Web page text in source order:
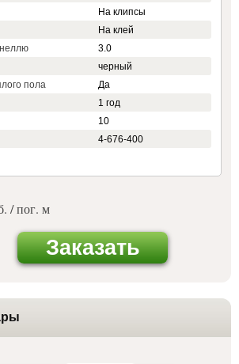
На клипсы
На клей
3.0
черный
пола
Да
1 год
10
4-676-400
/ пог. м
Заказать